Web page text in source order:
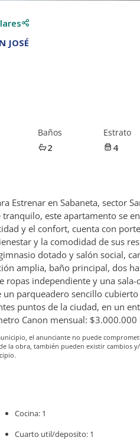
JOSÉ
Baños
2
Estrato
4
Estrenar en Sabaneta, sector
este apartamento se
y el confort, cuenta con
y la comodidad de sus
dotado y salón social,
amplia, baño principal, dos
ropas independiente y una
parqueadero sencillo
puntos de la ciudad, en un
Canon mensual: $3.000.000
el anunciante no puede
la obra, también pueden existir cambios
Cocina: 1
Cuarto util/deposito: 1